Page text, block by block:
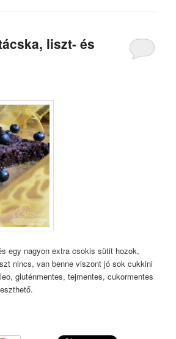
liszt- és
egy nagyon extra csokis sütit hozok,
nincs, van benne viszont jó sok cukkini
gluténmentes, tejmentes, cukormentes